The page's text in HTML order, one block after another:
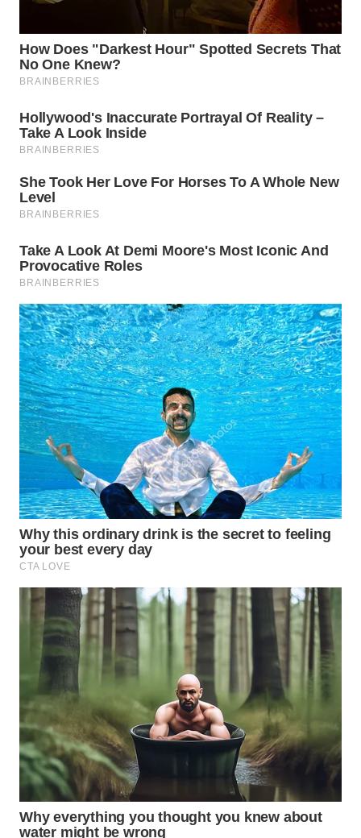
WN
PURWAKARTA
WN
PRIANGAN
TIMUR
WN
SEMARANG
WN
SOLO
WN
BOROBUDUR
WN
MADURA
WN
SURABAYA
WN
NATUNA
WN
BINTAN
WN
MANDALIKA
LIKUPANG
WN
LABUANBAJO
WN
BORNEO